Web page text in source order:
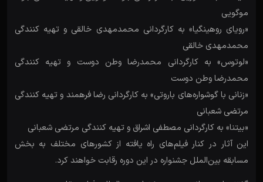
موگویی
«رویای روهینگیا» به کارگردانی محمدمهدی خالقی و تهیه کنندگی
محمدمهدی خالقی
«لوتوس» به کارگردانی محمدرضا وطن دوست و تهیه کنندگی
محمدرضا وطن دوست
«زنانی با گوشواره‌های باروتی» به کارگردانی رضا فرهمند و تهیه کنندگی
مرتضی شعبانی
«بیتنا» به کارگردانی مصطفی اشراق و تهیه کنندگی مرتضی شعبانی
این آثار در کنار فیلم‌های راه یافته از کشورهای مختلف به بخش
مسابقه بین‌الملل جشنواره در این دوره رقابت خواهند کرد.